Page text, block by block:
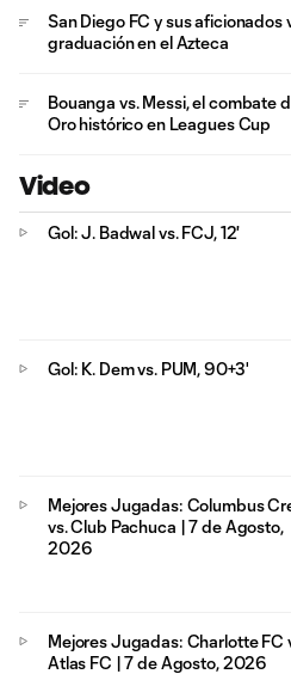
San Diego FC y sus aficionados
graduación en el Azteca
Bouanga vs. Messi, el combate
Oro histórico en Leagues Cup
Video
Gol: J. Badwal vs. FCJ, 12'
Gol: K. Dem vs. PUM, 90+3'
Mejores Jugadas: Columbus
vs. Club Pachuca | 7 de Agosto,
2026
Mejores Jugadas: Charlotte FC
Atlas FC | 7 de Agosto, 2026